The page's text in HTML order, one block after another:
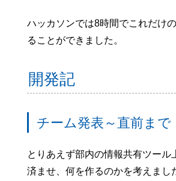
ハッカソンでは8時間でこれだけ
ることができました。
開発記
チーム発表～直前まで
とりあえず部内の情報共有ツール
済ませ、何を作るのかを考えまし